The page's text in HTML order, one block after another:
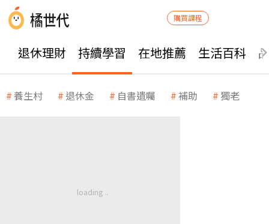
購買課程
退休理財 持續學習 在地推薦 生活百科
養生村 退休金 自書遺囑 補助 獨老